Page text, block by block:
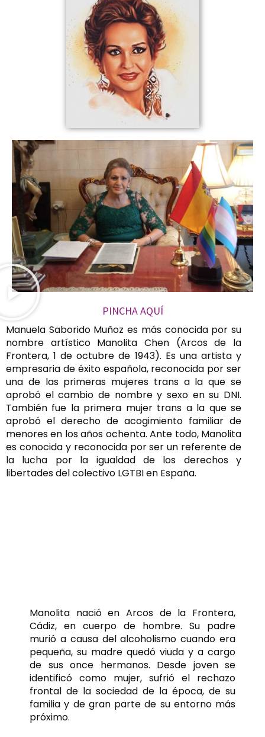
PINCHA AQUÍ
Manuela Saborido Muñoz es más conocida por su
nombre artístico Manolita Chen (Arcos de la
Frontera, 1 de octubre de 1943). Es una artista y
empresaria de éxito española, reconocida por ser
una de las primeras mujeres trans a la que se
aprobó el cambio de nombre y sexo en su DNI.
También fue la primera mujer trans a la que se
aprobó el derecho de acogimiento familiar de
menores en los años ochenta. Ante todo, Manolita
es conocida y reconocida por ser un referente de
la lucha por la igualdad de los derechos y
libertades del colectivo LGTBI en España.
Manolita nació en Arcos de la Frontera,
Cádiz, en cuerpo de hombre. Su padre
murió a causa del alcoholismo cuando era
pequeña, su madre quedó viuda y a cargo
de sus once hermanos. Desde joven se
identificó como mujer, sufrió el rechazo
frontal de la sociedad de la época, de su
familia y de gran parte de su entorno más
próximo.